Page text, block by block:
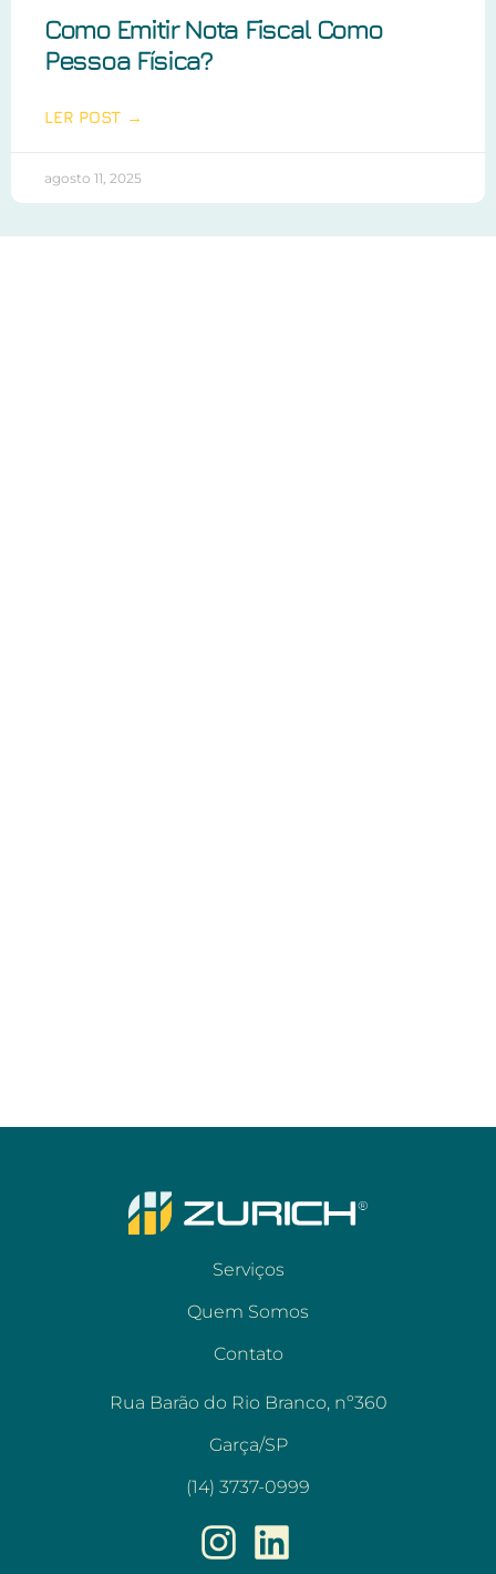
Como Emitir Nota Fiscal Como
Pessoa Física?
LER POST →
agosto 11, 2025
Serviços
Quem Somos
Contato
Rua Barão do Rio Branco, nº360
Garça/SP
(14) 3737-0999